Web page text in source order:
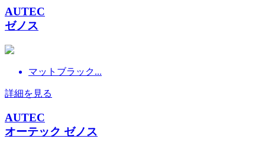
AUTEC
ゼノス
マットブラック...
詳細を見る
AUTEC
オーテック ゼノス